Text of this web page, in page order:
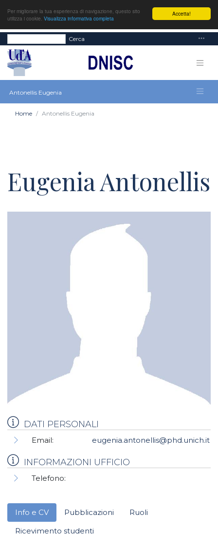
Accetta!
Per migliorare la tua esperienza di navigazione, questo sito
utilizza i cookie. Visualizza informativa completa
Cerca
Antonellis Eugenia
Home Antonellis Eugenia
Eugenia Antonellis
DATI PERSONALI
Email: eugenia.antonellis@phd.unich.it
INFORMAZIONI UFFICIO
Telefono:
Info e CV Pubblicazioni
Ruoli
Ricevimento studenti